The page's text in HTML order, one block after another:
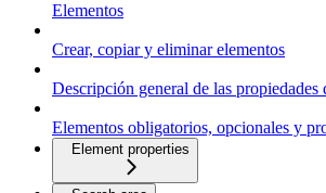
Elementos
Crear, copiar y eliminar elementos
Descripción general de las propiedades
Elementos obligatorios, opcionales y
Element properties